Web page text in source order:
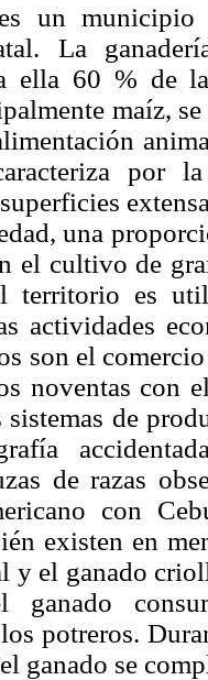
es un
La
ella 60 % de
maíz,
por
una
el cultivo de
territorio es
actividades
son el
noventas con
de
de razas
con
existen en
y el ganado
potreros.
ganado se